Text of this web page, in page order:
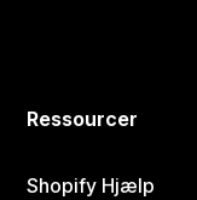
Ressourcer
Shopify Hjælp